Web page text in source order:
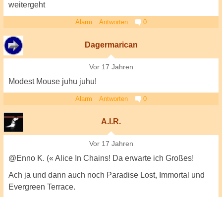
weitergeht
Alarm Antworten 0
Dagermarican
Vor 17 Jahren
Modest Mouse juhu juhu!
Alarm Antworten 0
A.I.R.
Vor 17 Jahren
@Enno K. (« Alice In Chains! Da erwarte ich Großes!
Ach ja und dann auch noch Paradise Lost, Immortal und
Evergreen Terrace.